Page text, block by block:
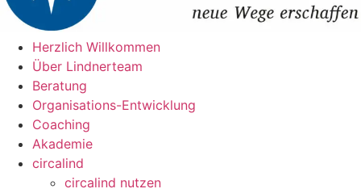
Herzlich Willkommen
Über Lindnerteam
Beratung
Organisations-Entwicklung
Coaching
Akademie
circalind
circalind nutzen